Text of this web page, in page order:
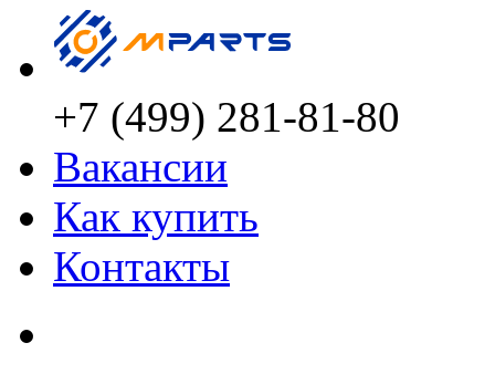
+7 (499) 281-81-80
Вакансии
Как купить
Контакты